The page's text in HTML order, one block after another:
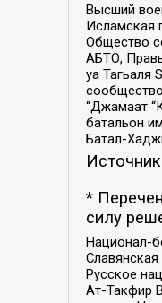
Высший
Исламская
Общество
АБТО,
уа Тагьаля
“Джамаат
батальон
Батал-
*
силу
Национал-
Русское
Ат-Такфир